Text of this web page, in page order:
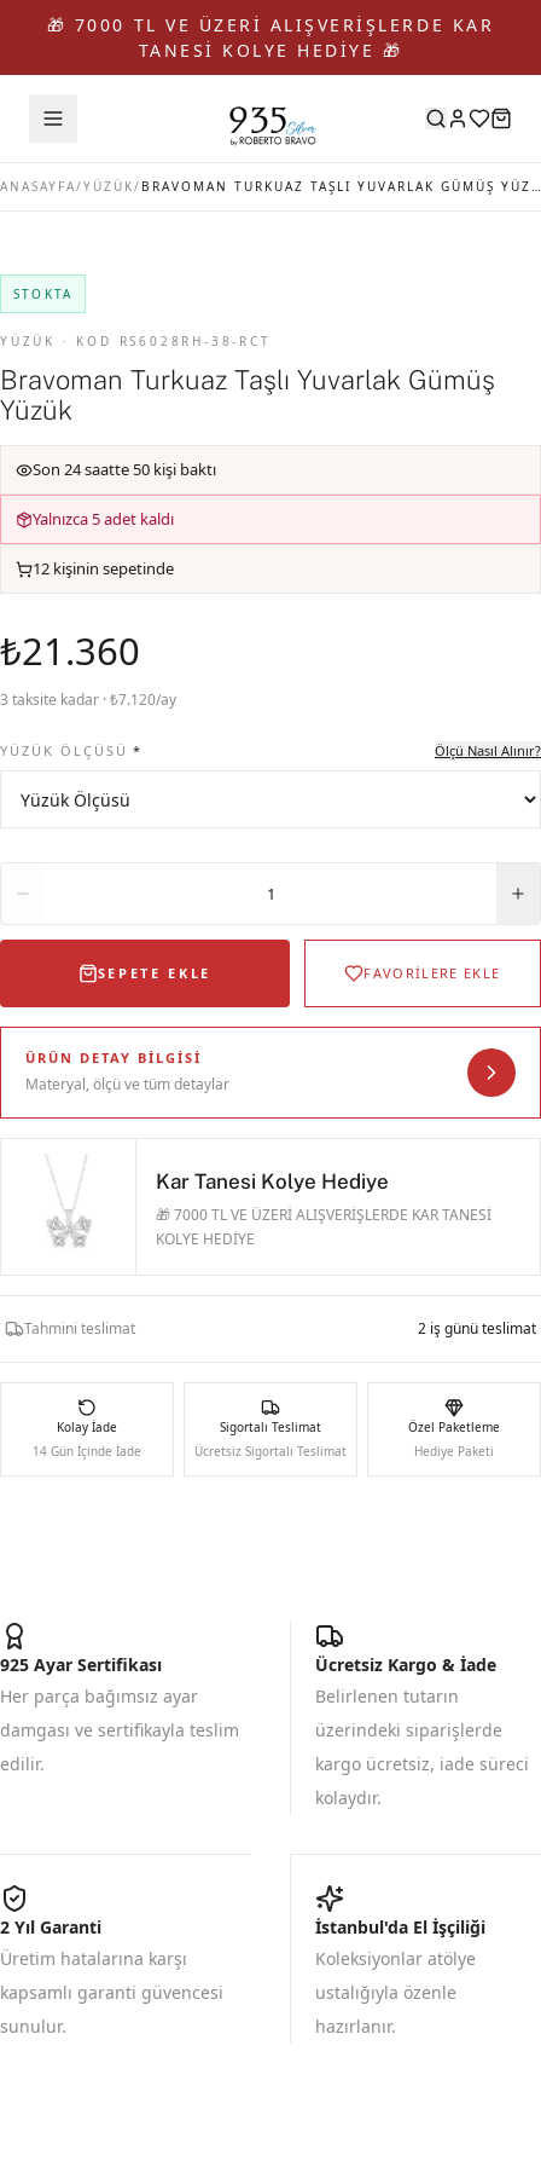
🎁 7000 TL VE ÜZERİ ALIŞVERİŞLERDE KAR
TANESİ KOLYE HEDİYE 🎁
ANASAYFA/YÜZÜK/ BRAVOMAN TURKUAZ TAŞLI YUVARLAK GÜMÜŞ YÜZÜK
STOKTA
YÜZÜK · KOD RS6028RH-38-RCT
Bravoman Turkuaz Taşlı Yuvarlak Gümüş
Yüzük
Son 24 saatte 50 kişi baktı
Yalnızca 5 adet kaldı
12 kişinin sepetinde
₺21.360
3 taksite kadar · ₺7.120/ay
YÜZÜK ÖLÇÜSÜ * Ölçü Nasıl Alınır?
1
SEPETE EKLE FAVORİLERE EKLE
ÜRÜN DETAY BILGISI
Materyal, ölçü ve tüm detaylar
Kar Tanesi Kolye Hediye
🎁 7000 TL VE ÜZERİ ALIŞVERİŞLERDE KAR TANESİ
KOLYE HEDİYE
Tahmini teslimat 2 iş günü teslimat
Kolay İade
14 Gün İçinde İade
Sigortalı Teslimat
Ücretsiz Sigortalı Teslimat
Özel Paketleme
Hediye Paketi
925 Ayar Sertifikası
Her parça bağımsız ayar
damgası ve sertifikayla teslim
edilir.
Ücretsiz Kargo & İade
Belirlenen tutarın
üzerindeki siparişlerde
kargo ücretsiz, iade süreci
kolaydır.
2 Yıl Garanti
Üretim hatalarına karşı
kapsamlı garanti güvencesi
sunulur.
İstanbul'da El İşçiliği
Koleksiyonlar atölye
ustalığıyla özenle
hazırlanır.